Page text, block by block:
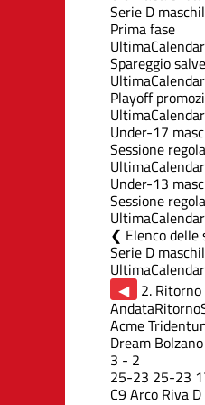
Serie D
Prima fase
Ultima
Spareggio
Ultima
Playoff
Ultima
Under-17
Sessione
Ultima
Under-13
Sessione
Ultima
Elenco delle
Serie D
Ultima
◀ 2.
AndataRitorno
Acme
Dream Bolzano
3 - 2
25-23 25-23
C9 Arco Riva D